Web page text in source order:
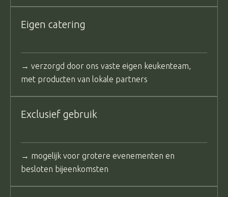
Eigen catering
→ verzorgd door ons vaste eigen keukenteam,
met producten van lokale partners
Exclusief gebruik
→ mogelijk voor grotere evenementen en
besloten bijeenkomsten